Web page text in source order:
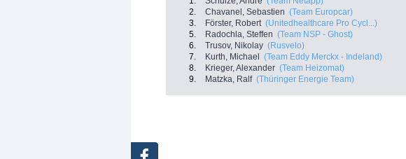
2.
Chavanel, Sebastien (Team Europcar)
3.
Förster, Robert (Unitedhealthcare Pro Cycl...)
5.
Radochla, Steffen (Team NSP - Ghost)
6.
Trusov, Nikolay (Rusvelo)
7.
Kurth, Michael (Team Eddy Merckx - Indeland)
8.
Krieger, Alexander (Team Heizomat)
9.
Matzka, Ralf (Thüringer Energie Team)